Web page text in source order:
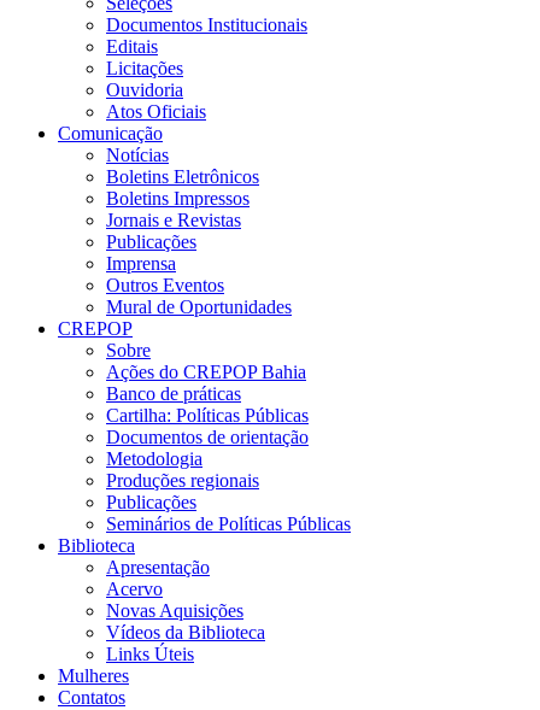
Documentos Institucionais
Editais
Licitações
Ouvidoria
Atos Oficiais
Comunicação
Notícias
Boletins Eletrônicos
Boletins Impressos
Jornais e Revistas
Publicações
Imprensa
Outros Eventos
Mural de Oportunidades
CREPOP
Sobre
Ações do CREPOP Bahia
Banco de práticas
Cartilha: Políticas Públicas
Documentos de orientação
Metodologia
Produções regionais
Publicações
Seminários de Políticas Públicas
Biblioteca
Apresentação
Acervo
Novas Aquisições
Vídeos da Biblioteca
Links Úteis
Mulheres
Contatos